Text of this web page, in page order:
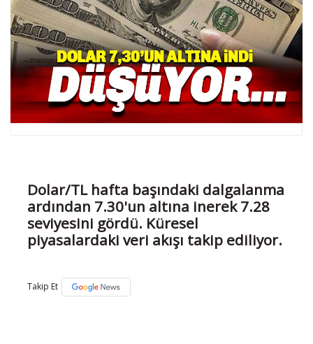
Dolar/TL hafta başındaki dalgalanma
ardından 7.30'un altına inerek 7.28
seviyesini gördü. Küresel
piyasalardaki veri akışı takip ediliyor.
Takip Et